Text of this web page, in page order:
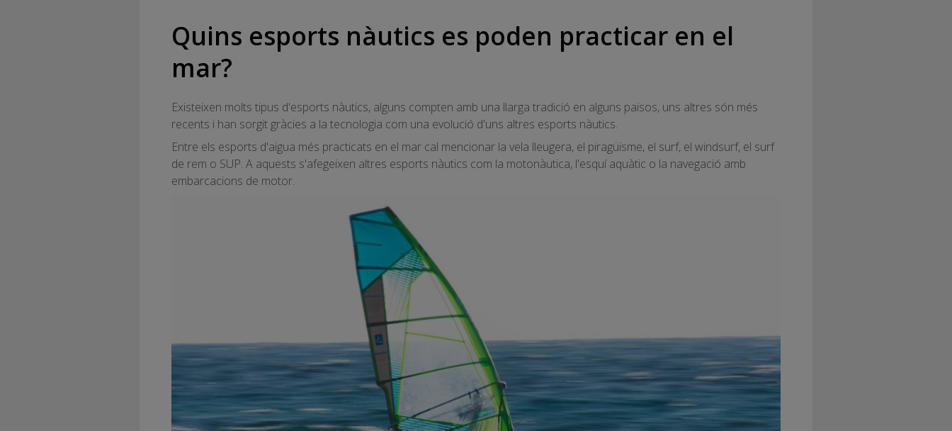
Quins esports nàutics es poden practicar en el
mar?
Existeixen molts tipus d'esports nàutics, alguns compten amb una llarga tradició en alguns països, uns altres són més
recents i han sorgit gràcies a la tecnologia com una evolució d'uns altres esports nàutics.
Entre els esports d'aigua més practicats en el mar cal mencionar la vela lleugera, el piragüisme, el surf, el windsurf, el surf
de rem o SUP. A aquests s'afegeixen altres esports nàutics com la motonàutica, l'esquí aquàtic o la navegació amb
embarcacions de motor.